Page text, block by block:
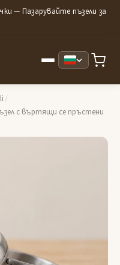
— Пазарувайте пъзели за
/
с въртящи се пръстени